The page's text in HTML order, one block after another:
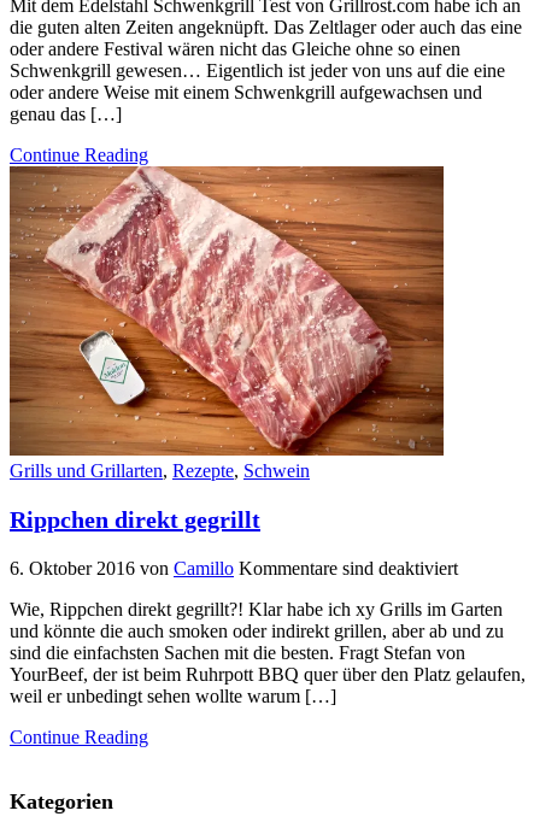
Mit dem Edelstahl Schwenkgrill Test von Grillrost.com habe ich an
die guten alten Zeiten angeknüpft. Das Zeltlager oder auch das eine
oder andere Festival wären nicht das Gleiche ohne so einen
Schwenkgrill gewesen… Eigentlich ist jeder von uns auf die eine
oder andere Weise mit einem Schwenkgrill aufgewachsen und
genau das […]
Continue Reading
Grills und Grillarten, Rezepte, Schwein
Rippchen direkt gegrillt
6. Oktober 2016 von Camillo Kommentare sind deaktiviert
Wie, Rippchen direkt gegrillt?! Klar habe ich xy Grills im Garten
und könnte die auch smoken oder indirekt grillen, aber ab und zu
sind die einfachsten Sachen mit die besten. Fragt Stefan von
YourBeef, der ist beim Ruhrpott BBQ quer über den Platz gelaufen,
weil er unbedingt sehen wollte warum […]
Continue Reading
Kategorien